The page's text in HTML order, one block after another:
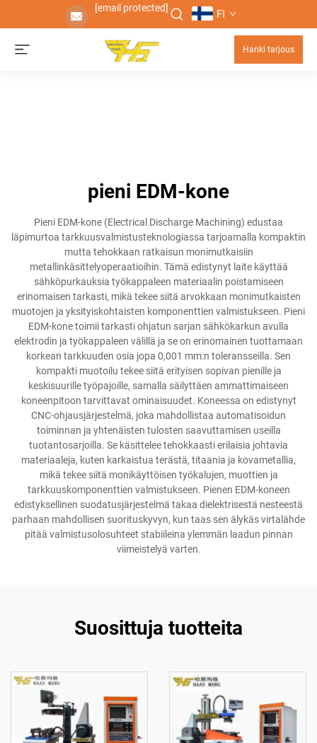
[email protected] FI
Hanki tarjous
pieni EDM-kone
Pieni EDM-kone (Electrical Discharge Machining) edustaa
läpimurtoa tarkkuusvalmistusteknologiassa tarjoamalla kompaktin
mutta tehokkaan ratkaisun monimutkaisiin
metallinkäsittelyoperaatioihin. Tämä edistynyt laite käyttää
sähköpurkauksia työkappaleen materiaalin poistamiseen
erinomaisen tarkasti, mikä tekee siitä arvokkaan monimutkaisten
muotojen ja yksityiskohtaisten komponenttien valmistukseen. Pieni
EDM-kone toimii tarkasti ohjatun sarjan sähkökarkun avulla
elektrodin ja työkappaleen välillä ja se on erinomainen tuottamaan
korkean tarkkuuden osia jopa 0,001 mm:n toleransseilla. Sen
kompakti muotoilu tekee siitä erityisen sopivan pienille ja
keskisuurille työpajoille, samalla säilyttäen ammattimaiseen
koneenpitoon tarvittavat ominaisuudet. Koneessa on edistynyt
CNC-ohjausjärjestelmä, joka mahdollistaa automatisoidun
toiminnan ja yhtenäisten tulosten saavuttamisen useilla
tuotantosarjoilla. Se käsittelee tehokkaasti erilaisia johtavia
materiaaleja, kuten karkaistua terästä, titaania ja kovametallia,
mikä tekee siitä monikäyttöisen työkalujen, muottien ja
tarkkuuskomponenttien valmistukseen. Pienen EDM-koneen
edistyksellinen suodatusjärjestelmä takaa dielektrisestä nesteestä
parhaan mahdollisen suorituskyvyn, kun taas sen älykäs virtalähde
pitää valmistusolosuhteet stabiileina ylemmän laadun pinnan
viimeistelyä varten.
Suosittuja tuotteita